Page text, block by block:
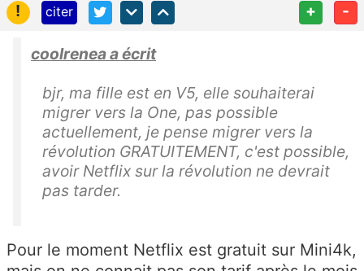
!
citer + -
coolrenea a écrit
bjr, ma fille est en V5, elle souhaiterai
migrer vers la One, pas possible
actuellement, je pense migrer vers la
révolution GRATUITEMENT, c'est possible,
avoir Netflix sur la révolution ne devrait
pas tarder.
Pour le moment Netflix est gratuit sur Mini4k,